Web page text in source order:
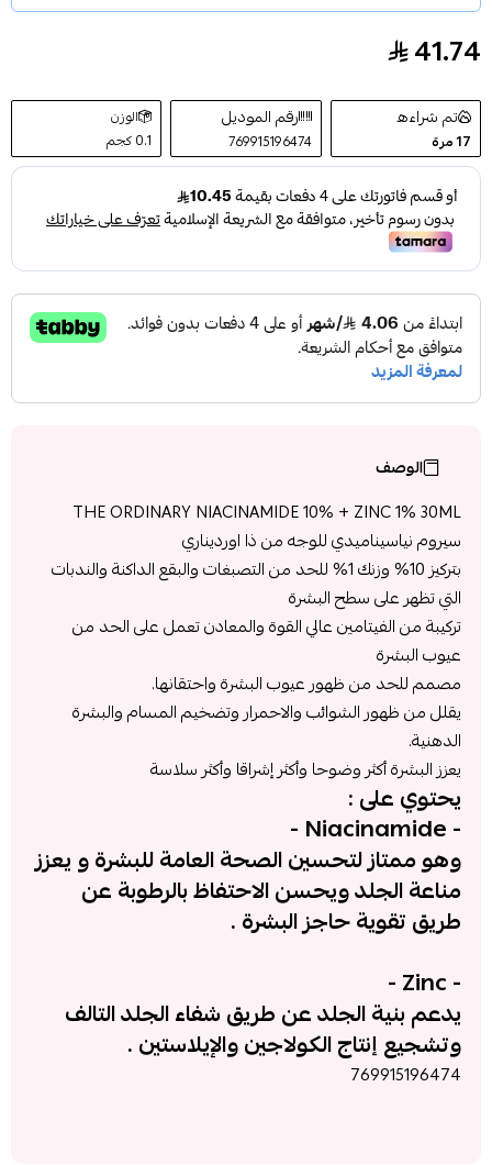
سيروم مكافحة التصبغات ذا اورديناري Niacinamide 10% + Zinc 1% -
41.74
تم شراءه
17مرة
رقم الموديل
769915196474
الوزن
0.1 كجم
الوصف
THE ORDINARY NIACINAMIDE 10% + ZINC 1% 30ML
سيروم نياسيناميدي للوجه من ذا اورديناري
بتركيز 10% وزنك 1% للحد من التصبغات والبقع الداكنة والندبات
التي تظهر على سطح البشرة
تركيبة من الفيتامين عالي القوة والمعادن تعمل على الحد من
عيوب البشرة
مصمم للحد من ظهور عيوب البشرة واحتقانها.
يقلل من ظهور الشوائب والاحمرار وتضخيم المسام والبشرة
الدهنية.
يعزز البشرة أكثر وضوحا وأكثر إشراقا وأكثر سلاسة
يحتوي على :
- Niacinamide -
وهو ممتاز لتحسين الصحة العامة للبشرة و يعزز
مناعة الجلد ويحسن الاحتفاظ بالرطوبة عن
طريق تقوية حاجز البشرة .
- Zinc -
يدعم بنية الجلد عن طريق شفاء الجلد التالف
وتشجيع إنتاج الكولاجين والإيلاستين .
769915196474